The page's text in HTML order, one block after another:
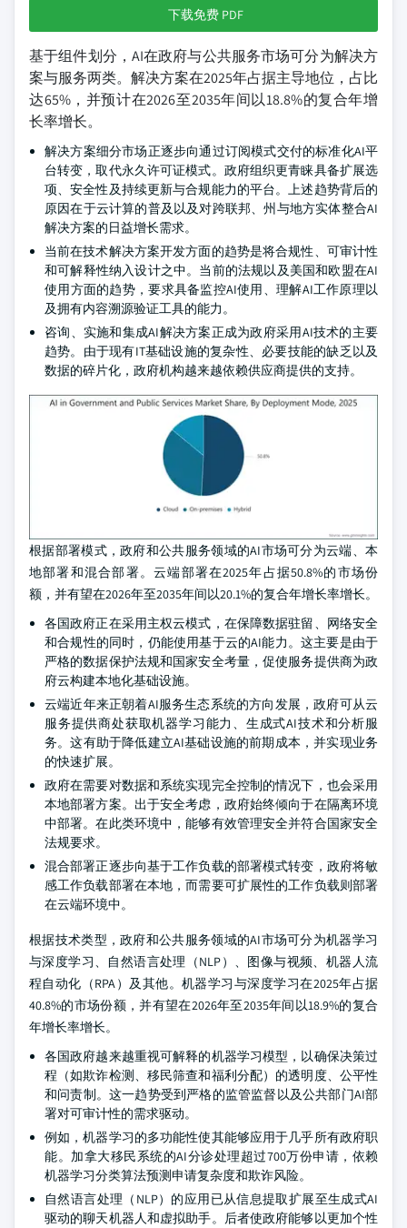
下载免费 PDF
基于组件划分，AI在政府与公共服务市场可分为解决方
案与服务两类。解决方案在2025年占据主导地位，占比
达65%，并预计在2026至2035年间以18.8%的复合年增
长率增长。
解决方案细分市场正逐步向通过订阅模式交付的标准化AI平
台转变，取代永久许可证模式。政府组织更青睐具备扩展选
项、安全性及持续更新与合规能力的平台。上述趋势背后的
原因在于云计算的普及以及对跨联邦、州与地方实体整合AI
解决方案的日益增长需求。
当前在技术解决方案开发方面的趋势是将合规性、可审计性
和可解释性纳入设计之中。当前的法规以及美国和欧盟在AI
使用方面的趋势，要求具备监控AI使用、理解AI工作原理以
及拥有内容溯源验证工具的能力。
咨询、实施和集成AI解决方案正成为政府采用AI技术的主要
趋势。由于现有IT基础设施的复杂性、必要技能的缺乏以及
数据的碎片化，政府机构越来越依赖供应商提供的支持。
根据部署模式，政府和公共服务领域的AI市场可分为云端、本
地部署和混合部署。云端部署在2025年占据50.8%的市场份
额，并有望在2026年至2035年间以20.1%的复合年增长率增长。
各国政府正在采用主权云模式，在保障数据驻留、网络安全
和合规性的同时，仍能使用基于云的AI能力。这主要是由于
严格的数据保护法规和国家安全考量，促使服务提供商为政
府云构建本地化基础设施。
云端近年来正朝着AI服务生态系统的方向发展，政府可从云
服务提供商处获取机器学习能力、生成式AI技术和分析服
务。这有助于降低建立AI基础设施的前期成本，并实现业务
的快速扩展。
政府在需要对数据和系统实现完全控制的情况下，也会采用
本地部署方案。出于安全考虑，政府始终倾向于在隔离环境
中部署。在此类环境中，能够有效管理安全并符合国家安全
法规要求。
混合部署正逐步向基于工作负载的部署模式转变，政府将敏
感工作负载部署在本地，而需要可扩展性的工作负载则部署
在云端环境中。
根据技术类型，政府和公共服务领域的AI市场可分为机器学习
与深度学习、自然语言处理（NLP）、图像与视频、机器人流
程自动化（RPA）及其他。机器学习与深度学习在2025年占据
40.8%的市场份额，并有望在2026年至2035年间以18.9%的复合
年增长率增长。
各国政府越来越重视可解释的机器学习模型，以确保决策过
程（如欺诈检测、移民筛查和福利分配）的透明度、公平性
和问责制。这一趋势受到严格的监管监督以及公共部门AI部
署对可审计性的需求驱动。
例如，机器学习的多功能性使其能够应用于几乎所有政府职
能。加拿大移民系统的AI分诊处理超过700万份申请，依赖
机器学习分类算法预测申请复杂度和欺诈风险。
自然语言处理（NLP）的应用已从信息提取扩展至生成式AI
驱动的聊天机器人和虚拟助手。后者使政府能够以更加个性